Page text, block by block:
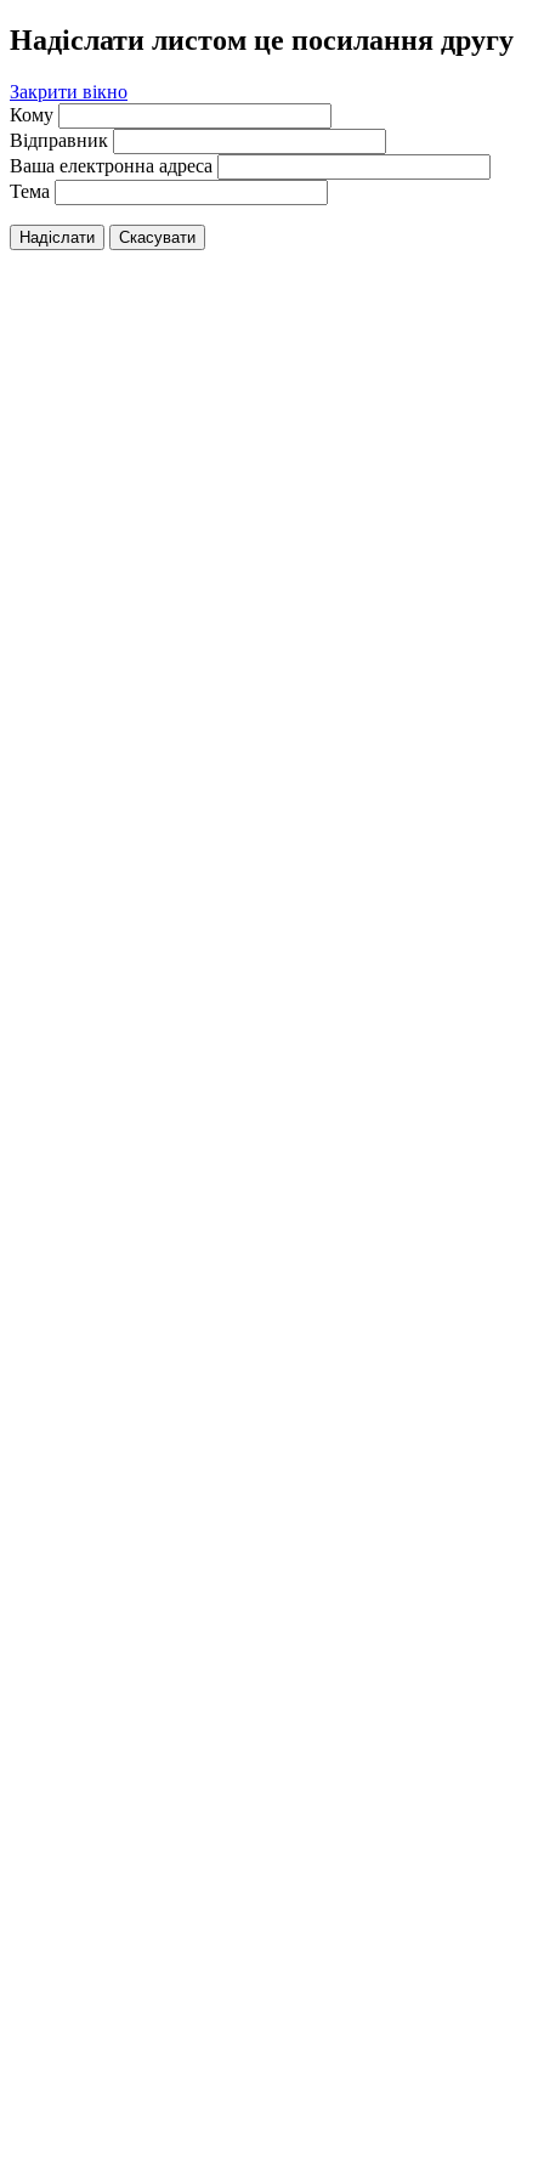
Надіслати листом це посилання другу
Закрити вікно
Кому
Відправник
Ваша електронна адреса
Тема
Надіслати Скасувати